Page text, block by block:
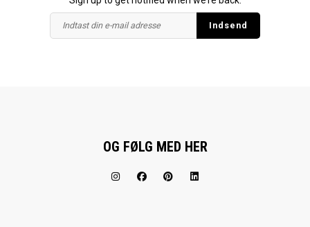
OG FØLG MED HER